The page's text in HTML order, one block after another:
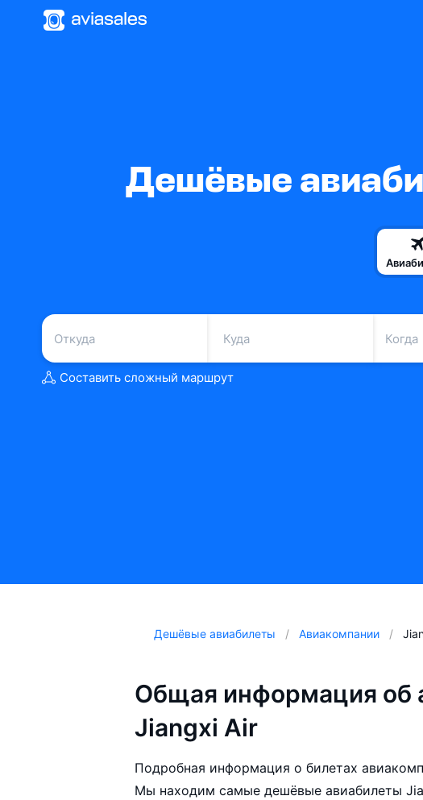
Дешёвые
Когда
Составить сложный маршрут
Дешёвые авиабилеты Авиакомпании
Общая информация об
Jiangxi Air
Подробная информация о билетах
Мы находим самые дешёвые авиабилеты